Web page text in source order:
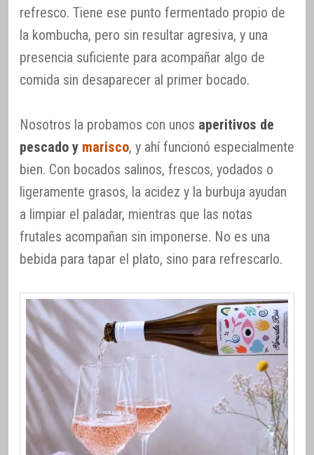
refresco. Tiene ese punto fermentado propio de
la kombucha, pero sin resultar agresiva, y una
presencia suficiente para acompañar algo de
comida sin desaparecer al primer bocado.
Nosotros la probamos con unos aperitivos de
pescado y marisco, y ahí funcionó especialmente
bien. Con bocados salinos, frescos, yodados o
ligeramente grasos, la acidez y la burbuja ayudan
a limpiar el paladar, mientras que las notas
frutales acompañan sin imponerse. No es una
bebida para tapar el plato, sino para refrescarlo.